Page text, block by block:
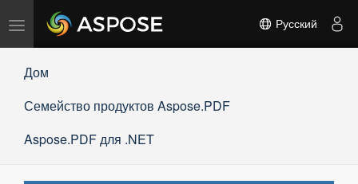
Переключить
навигацию
Русский
Дом
Семейство продуктов Aspose.PDF
Aspose.PDF для .NET